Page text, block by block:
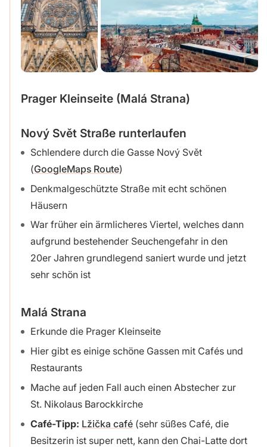
Prager Kleinseite (Malá Strana)
Nový Svět Straße runterlaufen
Schlendere durch die Gasse Nový Svět
(GoogleMaps Route)
Denkmalgeschützte Straße mit echt schönen
Häusern
War früher ein ärmlicheres Viertel, welches dann
aufgrund bestehender Seuchengefahr in den
20er Jahren grundlegend saniert wurde und jetzt
sehr schön ist
Malá Strana
Erkunde die Prager Kleinseite
Hier gibt es einige schöne Gassen mit Cafés und
Restaurants
Mache auf jeden Fall auch einen Abstecher zur
St. Nikolaus Barockkirche
Café-Tipp: Lžička café(sehr süßes Café, die
Besitzerin ist super nett, kann den Chai-Latte dort